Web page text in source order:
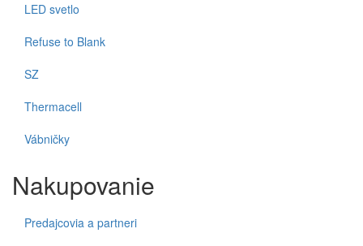
LED svetlo
Refuse to Blank
SZ
Thermacell
Vábničky
Nakupovanie
Predajcovia a partneri